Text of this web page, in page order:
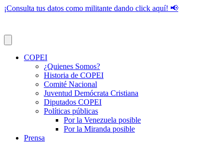
¡Consulta tus datos como militante dando click aquí! 📢
COPEI
¿Quienes Somos?
Historia de COPEI
Comité Nacional
Juventud Demócrata Cristiana
Diputados COPEI
Políticas públicas
Por la Venezuela posible
Por la Miranda posible
Prensa